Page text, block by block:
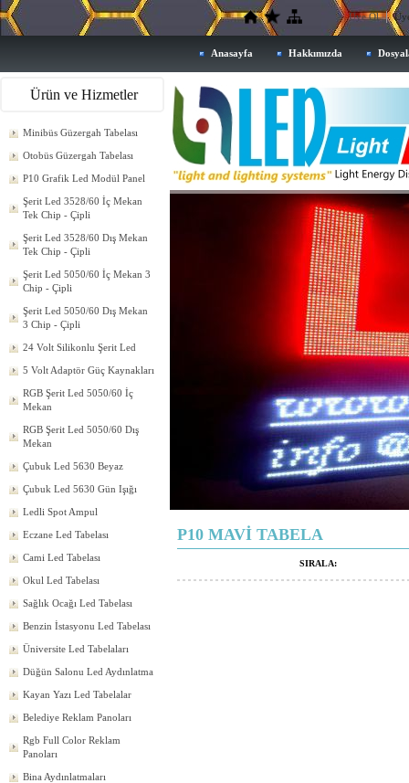
Üye Ol
Anasayfa Hakkımızda
Ürün ve Hizmetler
Minibüs Güzergah Tabelası
Otobüs Güzergah Tabelası
P10 Grafik Led Modül Panel
Şerit Led 3528/60 İç Mekan
Tek Chip - Çipli
Şerit Led 3528/60 Dış Mekan
Tek Chip - Çipli
Şerit Led 5050/60 İç Mekan 3
Chip - Çipli
Şerit Led 5050/60 Dış Mekan
3 Chip - Çipli
24 Volt Silikonlu Şerit Led
5 Volt Adaptör Güç Kaynakları
RGB Şerit Led 5050/60 İç
Mekan
RGB Şerit Led 5050/60 Dış
Mekan
Çubuk Led 5630 Beyaz
Çubuk Led 5630 Gün Işığı
Ledli Spot Ampul
Eczane Led Tabelası
Cami Led Tabelası
Okul Led Tabelası
Sağlık Ocağı Led Tabelası
Benzin İstasyonu Led Tabelası
Üniversite Led Tabelaları
Düğün Salonu Led Aydınlatma
Kayan Yazı Led Tabelalar
Belediye Reklam Panoları
Rgb Full Color Reklam
Panoları
Bina Aydınlatmaları
P10 MAVİ TABELA
SIRALA: